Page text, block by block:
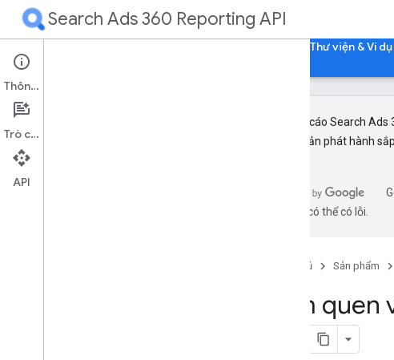
Search Ads 360 Reporting API
Thư viện & Ví dụ
Tổng quan
Bắt đầu
API Báo cáo Search
tiến và bản phát hành
bằng AI có thể có lỗi.
Trang chủ Sản phẩm
Làm
Thông tin
Trò chuyện
API